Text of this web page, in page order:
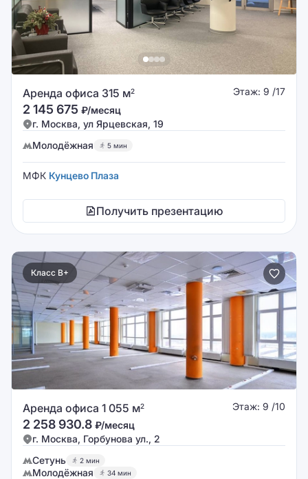
Аренда офиса 315 м2 Этаж: 9 /17
2 145 675 ₽/месяц
г. Москва, ул Ярцевская, 19
Молодёжная
5 мин
МФК Кунцево Плаза
Получить презентацию
Класс B+
Аренда офиса 1 055 м2 Этаж: 9 /10
2 258 930.8 ₽/месяц
г. Москва, Горбунова ул., 2
Сетунь
2 мин
Молодёжная 34 мин